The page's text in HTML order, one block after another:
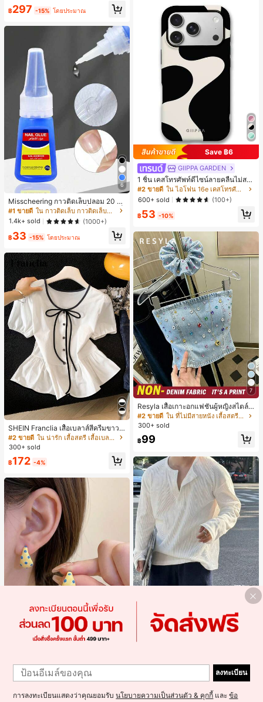
ยโอกาสในชีวิตประจำวัน
฿297 -15% โดยประมาณ
6
Misscheering กาวติดเล็บปลอม 20 กรั
ม แรงยึดสูง เจลสติกเกอร์เล็บนุ่ม แห้งเร็
ว เหมาะสำหรับผู้เริ่มต้นทำเล็บ ติดทนน
าน
#1 ขายดี
ใน กาวติดเล็บ กาวติดเล็บและสารยึดติด
1.4k+ sold
(1000+)
฿33 -15% โดยประมาณ
SHEIN Franclia เสื้อเบลาส์สีครีมขาวนุ่
มนวล เอวรูด, แต่งขอบตัดกัน + โบว์ผูก,
แขนพอง จับคู่กับกระโปรงชายระบาย,
กวัน
#2 ขายดี
ใน น่ารัก เสื้อสตรี เสื้อเบลาส์ & Tee
300+ sold
฿172 -4%
ต่างหูโลหะรูปตัว C 1 คู่ เคลือบหยดสีเห
ลือง ลายจุดสีน้ำเงิน สไตล์ยุโรปและอเม
ริกัน แฟชั่นส่วนตัว หวานและสง่างาม
สำหรับผู้หญิงและเด็กหญิง สำหรับการเ
ดินทาง งานแต่งงาน ปาร์ตี้ วันเกิด ของ
ลูกค้ากลับมาซื้อซ้ำ!
เกือบหมดแล้ว!
#1 ขายดี ใน โบโฮ ต่างหูผู้หญิง
เกือบหมดแล้ว!
#1 ขายดี ใน โบโฮ ต่างหูผู้หญิง
เกือบหมดแล้ว!
#1 ขายดี ใน โบโฮ ต่างหูผู้หญิง
300+ sold
35 -10%
Save ฿6
GIIPPA GARDEN
1 ชิ้น เคสโทรศัพท์ดีไซน์ลายคลื่นไม่สม
มาตรสำหรับ Phone 17 Pro Max, เหม
าะสำหรับ Phone 16 Pro Max, 15 Pro
Max, 14 Pro Max, เคสโทรศัพท์สไตล์เ
กาหลีและน่าสนใจ, เข้ากันได้กับ 11/12/
13/14/15/16 Pro Max Plus, ดีไซน์หรู
ขวัญในอุดมคติสำหรับคริสต์มาส, วันว
าเลนไทน์, อีสเตอร์, ฤดูแต่งงานและวันเ
กิดสำหรับแฟนสาว
#2 ขายดี
ใน ไอโฟน 16e เคสโทรศัพท์แฟชั่น
600+ sold
(100+)
฿53 -10%
7
Resyla เสื้อเกาะอกแฟชั่นผู้หญิงสไตล์ซั
มเมอร์อเนกประสงค์ลายเดนิม แนะนำ
สำหรับงานหนัก ขายดี ตกแต่งเพชรสีสั
จำวัน
#2 ขายดี
ใน ที่ไม่มีสายหนัง เสื้อสตรี เสื้อเบลาส์ & Tee
300+ sold
฿99
Resyla Men เสื้อยืดแขนยาวกระดุมผ่า
฿237 -15% โดยประมาณ
1
ลงทะเบียน
การลงทะเบียนแสดงว่าคุณยอมรับนโยบายความเป็นส่วนตัว & คุกกี้ และข้อ